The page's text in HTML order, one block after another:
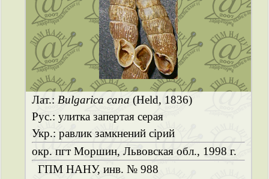
Лат.: Bulgarica cana (Held, 1836)
Рус.: улитка запертая серая
Укр.: равлик замкнений сірий
окр. пгт Моршин, Львовская обл., 1998 г.
ГПМ НАНУ, инв. № 988